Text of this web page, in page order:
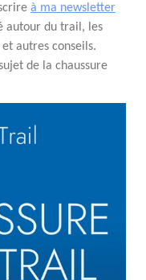
à ma newsletter
autour du trail, les
autres conseils.
de la chaussure